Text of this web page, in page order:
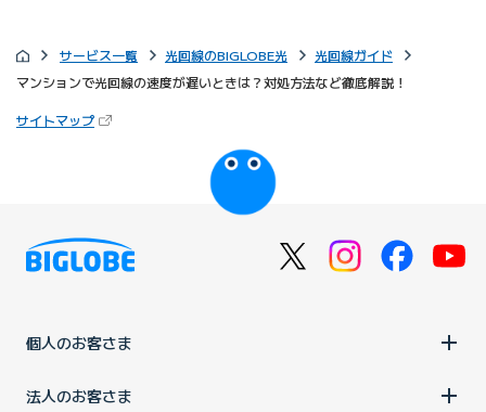
サービス一覧 光回線のBIGLOBE光
光回線ガイド
マンションで光回線の速度が遅いときは？対処方法など徹底解説！
サイトマップ（新しいタブで開きます）
個人のお客さま
法人のお客さま